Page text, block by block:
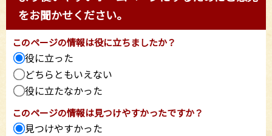
をお聞かせください。
このページの情報は役に立ちましたか？
役に立った
どちらともいえない
役に立たなかった
このページの情報は見つけやすかったですか？
見つけやすかった